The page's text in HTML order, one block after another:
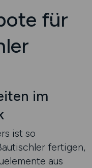
für
im
ist so
fertigen,
aus